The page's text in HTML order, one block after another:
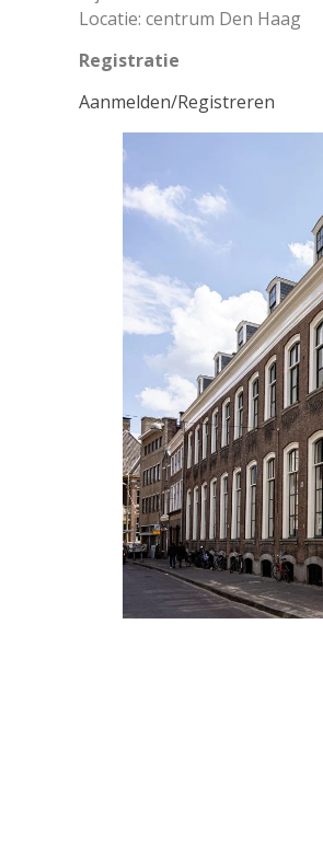
Locatie: centrum Den Haag
Registratie
Aanmelden/Registreren